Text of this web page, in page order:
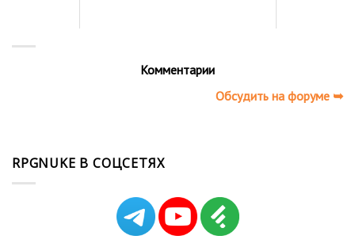
Комментарии
Обсудить на форуме ➥
RPGNUKE В СОЦСЕТЯХ